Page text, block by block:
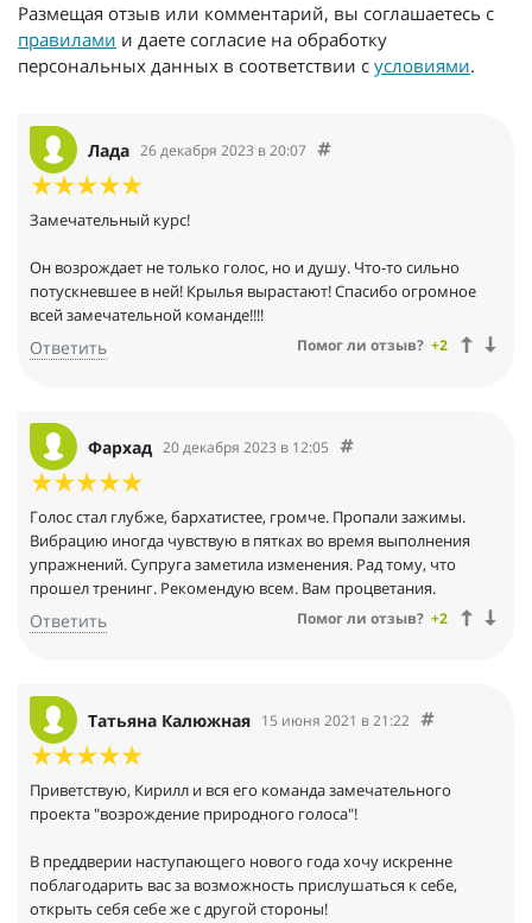
Размещая отзыв или комментарий, вы соглашаетесь с
правилами и даете согласие на обработку
персональных данных в соответствии с условиями.
Лада 26 декабря 2023 в 20:07
Замечательный курс!
Он возрождает не только голос, но и душу. Что-то сильно
потускневшее в ней! Крылья вырастают! Спасибо огромное
всей замечательной команде!!!!
Ответить Помог ли отзыв? +2
Фархад 20 декабря 2023 в 12:05
Голос стал глубже, бархатистее, громче. Пропали зажимы.
Вибрацию иногда чувствую в пятках во время выполнения
упражнений. Супруга заметила изменения. Рад тому, что
прошел тренинг. Рекомендую всем. Вам процветания.
Ответить Помог ли отзыв? +2
Татьяна Калюжная 15 июня 2021 в 21:22
Приветствую, Кирилл и вся его команда замечательного
проекта "возрождение природного голоса"!
В преддверии наступающего нового года хочу искренне
поблагодарить вас за возможность прислушаться к себе,
открыть себя себе же с другой стороны!